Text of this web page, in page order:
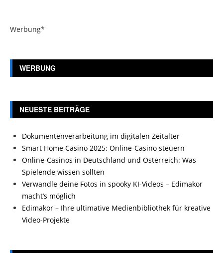
Werbung*
WERBUNG
NEUESTE BEITRÄGE
Dokumentenverarbeitung im digitalen Zeitalter
Smart Home Casino 2025: Online-Casino steuern
Online-Casinos in Deutschland und Österreich: Was
Spielende wissen sollten
Verwandle deine Fotos in spooky KI-Videos – Edimakor
macht’s möglich
Edimakor – Ihre ultimative Medienbibliothek für kreative
Video-Projekte